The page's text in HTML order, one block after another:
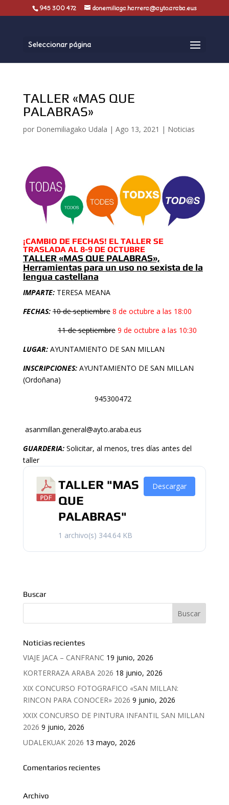
945 300 472 donemiliaga.harrera@ayto.araba.eus
Seleccionar página
TALLER «MAS QUE
PALABRAS»
por Donemiliagako Udala | Ago 13, 2021 | Noticias
¡CAMBIO DE FECHAS! EL TALLER SE
TRASLADA AL 8-9 DE OCTUBRE
TALLER «MAS QUE PALABRAS»,
Herramientas para un uso no sexista de la
lengua castellana
IMPARTE:TERESA MEANA
FECHAS: 10 de septiembre 8 de octubre a las 18:00
11 de septiembre 9 de octubre a las 10:30
LUGAR:AYUNTAMIENTO DE SAN MILLAN
INSCRIPCIONES:AYUNTAMIENTO DE SAN MILLAN
(Ordoñana)
945300472
asanmillan.general@ayto.araba.eus
GUARDERIA:Solicitar, al menos, tres días antes del
taller
TALLER "MAS
QUE
PALABRAS"
1 archivo(s) 344.64 KB
Descargar
Buscar
Noticias recientes
VIAJE JACA – CANFRANC 19 junio, 2026
KORTERRAZA ARABA 2026 18 junio, 2026
XIX CONCURSO FOTOGRAFICO «SAN MILLAN:
RINCON PARA CONOCER» 2026 9 junio, 2026
XXIX CONCURSO DE PINTURA INFANTIL SAN MILLAN
2026 9 junio, 2026
UDALEKUAK 2026 13 mayo, 2026
Comentarios recientes
Archivo